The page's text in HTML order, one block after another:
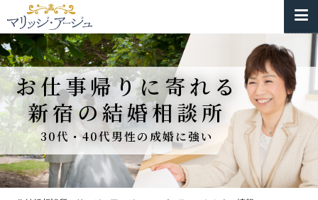
お仕事帰りに寄れる
新宿の結婚相談所
30代・40代男性の成婚に強い